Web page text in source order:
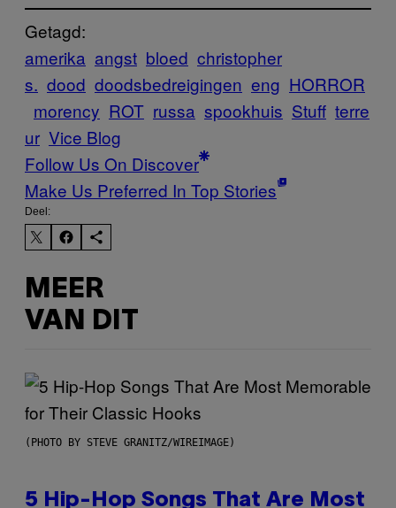
Getagd:
amerika angst bloed christopher
s. dood doodsbedreigingen eng HORROR
morency ROT russa spookhuis Stuff terre
ur Vice Blog
Follow Us On Discover
Make Us Preferred In Top Stories
Deel:
MEER
VAN DIT
(PHOTO BY STEVE GRANITZ/WIREIMAGE)
5 Hip-Hop Songs That Are Most